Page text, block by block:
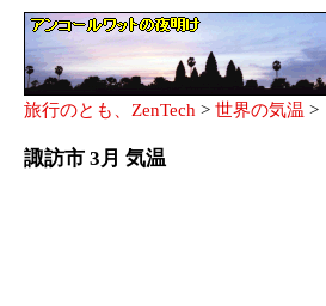
旅行のとも、ZenTech > 世界の気温 >
諏訪市 3月 気温